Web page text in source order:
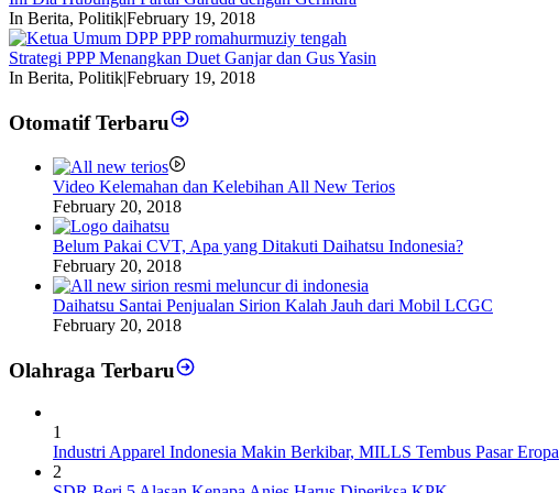
In Berita, Politik|February 19, 2018
Strategi PPP Menangkan Duet Ganjar dan Gus Yasin
In Berita, Politik|February 19, 2018
Otomatif Terbaru
Video Kelemahan dan Kelebihan All New Terios
February 20, 2018
Belum Pakai CVT, Apa yang Ditakuti Daihatsu Indonesia?
February 20, 2018
Daihatsu Santai Penjualan Sirion Kalah Jauh dari Mobil LCGC
February 20, 2018
Olahraga Terbaru
1
Industri Apparel Indonesia Makin Berkibar, MILLS Tembus Pasar Eropa
2